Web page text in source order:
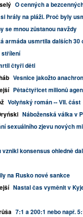
O cenných a
hrály na pláži. Proč byly
se mnou zůstanou navždy
armáda usmrtila dalších 30
střílení
čtyři děti
Vesnice jakožto
Pětačtyřicet milionů
Volyňský román -- VII. část
Náboženská válka v
sexuálního zjevu nových
vznikl konsensus ohledně
na Rusko nové sankce
Nastal čas vyměnit v
7:1 a 200:1 nebo např.